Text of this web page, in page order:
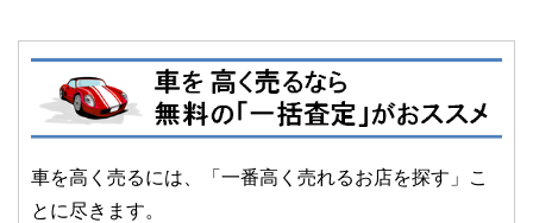
車を高く売るには、「一番高く売れるお店を探す」こ
とに尽きます。